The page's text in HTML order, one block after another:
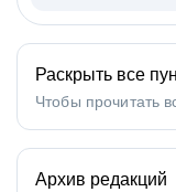
Раскрыть все
Чтобы прочитать
Архив редакций